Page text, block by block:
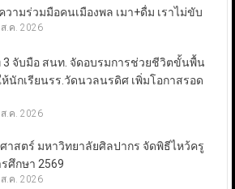
ามร่วมมือคนเมืองพล เมา+ดื่ม เราไม่ขับ
.ค. 2026
3 จับมือ สนท. จัดอบรมการช่วยชีวิตขั้นพื้น
ห้นักเรียนรร.วัดนวลนรดิศ เพิ่มโอกาสรอด
.ค. 2026
าสตร์ มหาวิทยาลัยศิลปากร จัดพิธีไหว้ครู
ศึกษา 2569
.ค. 2026